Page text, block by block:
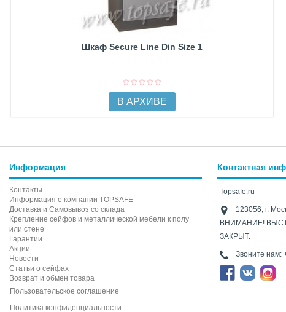
Шкаф Secure Line Din Size 1
В АРХИВЕ
Информация
Контакты
Информация о компании TOPSAFE
Доставка и Самовывоз со склада
Крепление сейфов и металлической мебели к полу
или стене
Гарантии
Акции
Новости
Статьи о сейфах
Возврат и обмен товара
Пользовательское соглашение
Политика конфиденциальности
Контактная
Topsafe.ru
123056, г.
ВНИМАНИЕ!
ЗАКРЫТ.
Звоните нам: